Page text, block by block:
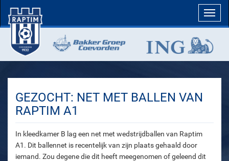
GEZOCHT: NET MET BALLEN VAN
RAPTIM A1
In kleedkamer B lag een net met wedstrijdballen van Raptim
A1. Dit ballennet is recentelijk van zijn plaats gehaald door
iemand. Zou degene die dit heeft meegenomen of geleend dit